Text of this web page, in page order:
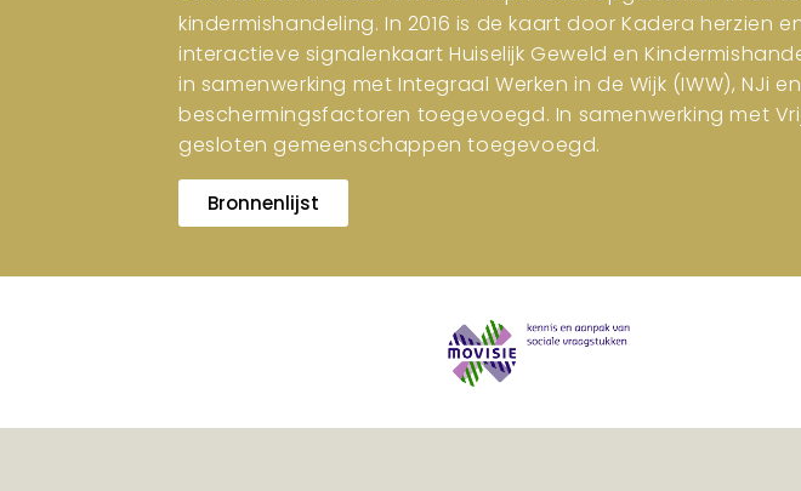
kindermishandeling. In 2016 is de kaart door Kadera herzien
interactieve signalenkaart Huiselijk Geweld en
in samenwerking met Integraal Werken in de Wijk (IWW),
beschermingsfactoren toegevoegd. In samenwerking met
gesloten gemeenschappen toegevoegd.
Bronnenlijst